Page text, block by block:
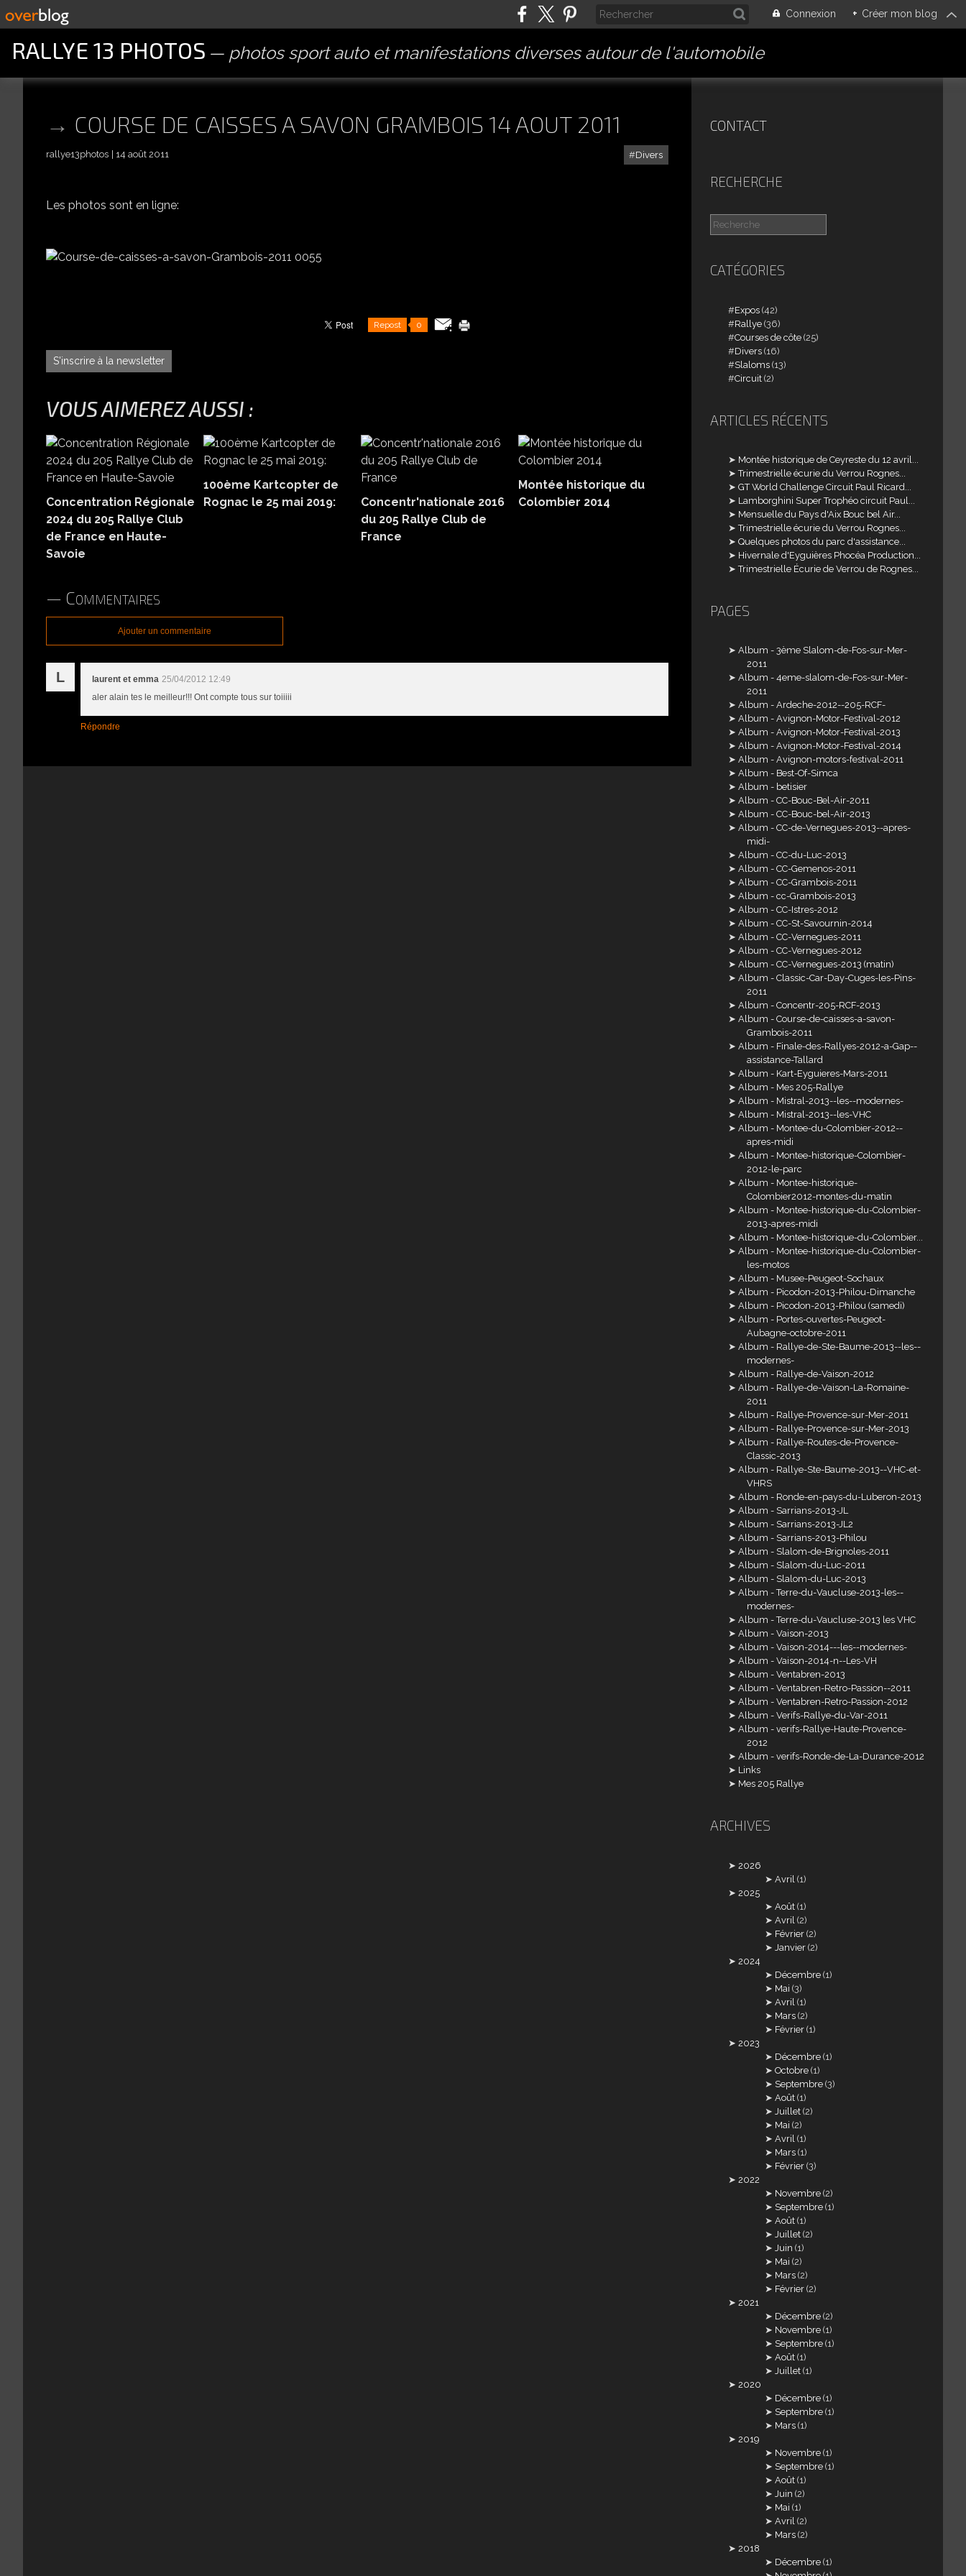
Connexion + Créer mon blog
RALLYE 13 PHOTOS photos sport auto et manifestations diverses autour de l'automobile
COURSE DE CAISSES A SAVON GRAMBOIS 14 AOUT 2011
Divers
rallye13photos 14 août 2011
Les photos sont en ligne:
Repost 0
S'inscrire à la newsletter
VOUS AIMEREZ AUSSI :
Concentration Régionale
2024 du 205 Rallye Club
de France en Haute-
Savoie
100ème Kartcopter de
Rognac le 25 mai 2019:
Concentr'nationale 2016
du 205 Rallye Club de
France
Montée historique du
Colombier 2014
Commentaires
Ajouter un commentaire
L laurent et emma 25/04/2012 12:49
aler alain tes le meilleur!!! Ont compte tous sur toiiiii
Répondre
CONTACT
RECHERCHE
CATÉGORIES
Expos (42)
Rallye (36)
Courses de côte (25)
Divers (16)
Slaloms (13)
Circuit (2)
ARTICLES RÉCENTS
Montée historique de Ceyreste du 12 avril...
Trimestrielle écurie du Verrou Rognes...
GT World Challenge Circuit Paul Ricard...
Lamborghini Super Trophéo circuit Paul...
Mensuelle du Pays d'Aix Bouc bel Air...
Trimestrielle écurie du Verrou Rognes...
Quelques photos du parc d'assistance...
Hivernale d'Eyguières Phocéa Production...
Trimestrielle Écurie de Verrou de Rognes...
PAGES
Album - 3ème Slalom-de-Fos-sur-Mer-
2011
Album - 4eme-slalom-de-Fos-sur-Mer-
2011
Album - Ardeche-2012--205-RCF-
Album - Avignon-Motor-Festival-2012
Album - Avignon-Motor-Festival-2013
Album - Avignon-Motor-Festival-2014
Album - Avignon-motors-festival-2011
Album - Best-Of-Simca
Album - betisier
Album - CC-Bouc-Bel-Air-2011
Album - CC-Bouc-bel-Air-2013
Album - CC-de-Vernegues-2013--apres-
midi-
Album - CC-du-Luc-2013
Album - CC-Gemenos-2011
Album - CC-Grambois-2011
Album - cc-Grambois-2013
Album - CC-Istres-2012
Album - CC-St-Savournin-2014
Album - CC-Vernegues-2011
Album - CC-Vernegues-2012
Album - CC-Vernegues-2013 (matin)
Album - Classic-Car-Day-Cuges-les-Pins-
2011
Album - Concentr-205-RCF-2013
Album - Course-de-caisses-a-savon-
Grambois-2011
Album - Finale-des-Rallyes-2012-a-Gap--
assistance-Tallard
Album - Kart-Eyguieres-Mars-2011
Album - Mes 205-Rallye
Album - Mistral-2013--les--modernes-
Album - Mistral-2013--les-VHC
Album - Montee-du-Colombier-2012--
apres-midi
Album - Montee-historique-Colombier-
2012-le-parc
Album - Montee-historique-
Colombier2012-montes-du-matin
Album - Montee-historique-du-Colombier-
2013-apres-midi
Album - Montee-historique-du-Colombier...
Album - Montee-historique-du-Colombier-
les-motos
Album - Musee-Peugeot-Sochaux
Album - Picodon-2013-Philou-Dimanche
Album - Picodon-2013-Philou (samedi)
Album - Portes-ouvertes-Peugeot-
Aubagne-octobre-2011
Album - Rallye-de-Ste-Baume-2013--les--
modernes-
Album - Rallye-de-Vaison-2012
Album - Rallye-de-Vaison-La-Romaine-
2011
Album - Rallye-Provence-sur-Mer-2011
Album - Rallye-Provence-sur-Mer-2013
Album - Rallye-Routes-de-Provence-
Classic-2013
Album - Rallye-Ste-Baume-2013--VHC-et-
VHRS
Album - Ronde-en-pays-du-Luberon-2013
Album - Sarrians-2013-JL
Album - Sarrians-2013-JL2
Album - Sarrians-2013-Philou
Album - Slalom-de-Brignoles-2011
Album - Slalom-du-Luc-2011
Album - Slalom-du-Luc-2013
Album - Terre-du-Vaucluse-2013-les--
modernes-
Album - Terre-du-Vaucluse-2013 les VHC
Album - Vaison-2013
Album - Vaison-2014---les--modernes-
Album - Vaison-2014-n--Les-VH
Album - Ventabren-2013
Album - Ventabren-Retro-Passion--2011
Album - Ventabren-Retro-Passion-2012
Album - Verifs-Rallye-du-Var-2011
Album - verifs-Rallye-Haute-Provence-
2012
Album - verifs-Ronde-de-La-Durance-2012
Links
Mes 205 Rallye
ARCHIVES
2026
Avril (1)
2025
Août (1)
Avril (2)
Février (2)
Janvier (2)
2024
Décembre (1)
Mai (3)
Avril (1)
Mars (2)
Février (1)
2023
Décembre (1)
Octobre (1)
Septembre (3)
Août (1)
Juillet (2)
Mai (2)
Avril (1)
Mars (1)
Février (3)
2022
Novembre (2)
Septembre (1)
Août (1)
Juillet (2)
Juin (1)
Mai (2)
Mars (2)
Février (2)
2021
Décembre (2)
Novembre (1)
Septembre (1)
Août (1)
Juillet (1)
2020
Décembre (1)
Septembre (1)
Mars (1)
2019
Novembre (1)
Septembre (1)
Août (1)
Juin (2)
Mai (1)
Avril (2)
Mars (2)
2018
Décembre (1)